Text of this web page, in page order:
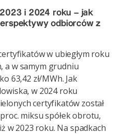
i 2024 roku – jak
odbiorców z
w ubiegłym roku
a w samym grudniu
63,42 zł/MWh. Jak
w 2024 roku
certyfikatów został
miksu spółek obrotu,
w 2023 roku. Na spadkach